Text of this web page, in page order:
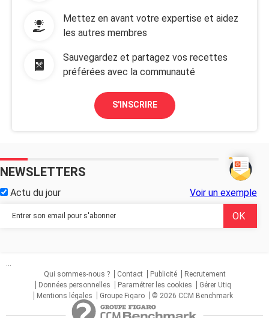
Mettez en avant votre expertise et aidez
les autres membres
Sauvegardez et partagez vos recettes
préférées avec la communauté
S'INSCRIRE
NEWSLETTERS
Actu du jour Voir un exemple
...
Qui sommes-nous ?
Contact Publicité
Recrutement
Données personnelles
Paramétrer les cookies
Gérer Utiq
Mentions légales
Groupe Figaro © 2026 CCM Benchmark